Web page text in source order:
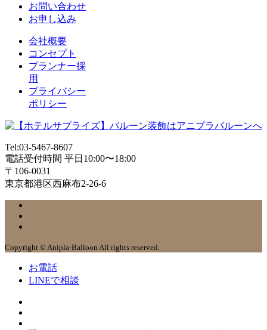
お問い合わせ
お申し込み
会社概要
コンセプト
プランナー採
用
プライバシー
ポリシー
Tel:03-5467-8607
電話受付時間 平日10:00〜18:00
〒106-0031
東京都港区西麻布2-26-6
Copyright © Anipla-Balloon All rights reserved.
お電話
LINEで相談